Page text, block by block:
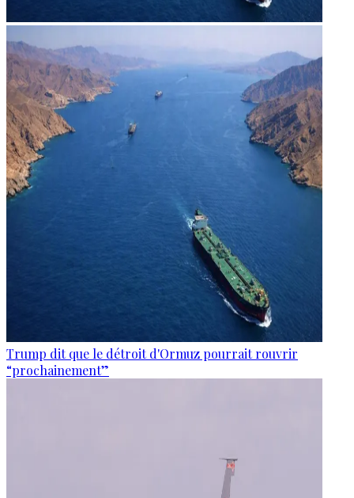
Trump dit que le détroit d'Ormuz pourrait rouvrir
“prochainement”